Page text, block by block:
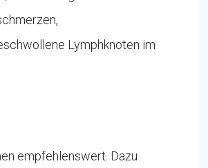
Lymphknoten im
empfehlenswert. Dazu